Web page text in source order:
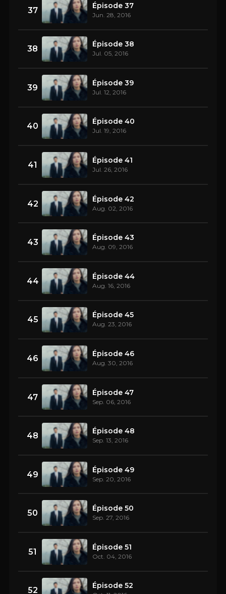
37 Épisode 37
Jun. 28, 2016
38 Épisode 38
Jul. 05, 2016
39 Épisode 39
Jul. 12, 2016
40 Épisode 40
Jul. 19, 2016
41 Épisode 41
Jul. 26, 2016
42 Épisode 42
Aug. 02, 2016
43 Épisode 43
Aug. 09, 2016
44 Épisode 44
Aug. 16, 2016
45 Épisode 45
Aug. 23, 2016
46 Épisode 46
Aug. 30, 2016
47 Épisode 47
Sep. 06, 2016
48 Épisode 48
Sep. 13, 2016
49 Épisode 49
Sep. 20, 2016
50 Épisode 50
Sep. 27, 2016
51 Épisode 51
Oct. 04, 2016
52 Épisode 52